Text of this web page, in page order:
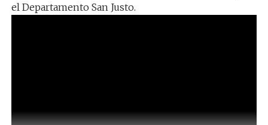
el Departamento San Justo.